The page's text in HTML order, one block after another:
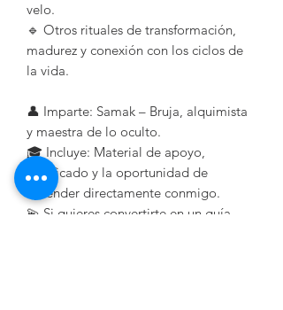
velo.
🔹 Otros rituales de transformación,
madurez y conexión con los ciclos de
la vida.
👤 Imparte: Samak – Bruja, alquimista
y maestra de lo oculto.
🎓 Incluye: Material de apoyo,
certificado y la oportunidad de
aprender directamente conmigo.
💫 Si quieres convertirte en un guía